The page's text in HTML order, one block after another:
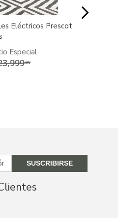
Eléctricos Prescot
Especial
.00